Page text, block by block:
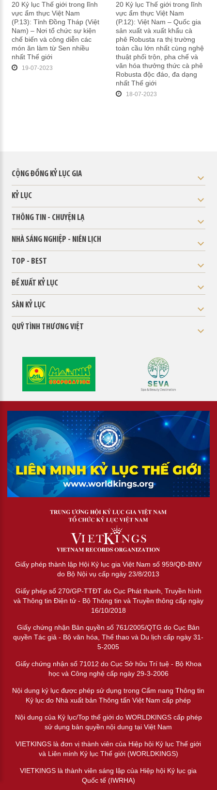
20 Kỷ lục Thế giới trong lĩnh
vực ẩm thực Việt Nam
(P.13): Tỉnh Đồng Tháp (Việt
Nam) – Nơi tổ chức sự kiện
chế biến và công diễn các
món ăn làm từ Sen nhiều
nhất Thế giới
19-07-2023
20 Kỷ lục Thế giới trong lĩnh
vực ẩm thực Việt Nam
(P.12): Việt Nam – Quốc gia
sản xuất và xuất khẩu cà
phê Robusta ra thị trường
toàn cầu lớn nhất cùng nghệ
thuật phối trộn, pha chế và
văn hóa thưởng thức cà phê
Robusta độc đáo, đa dạng
nhất Thế giới
18-07-2023
CỘNG ĐỒNG KỶ LỤC GIA
KỶ LỤC
THÔNG TIN - CHUYỆN LẠ
NHÀ SÁNG NGHIỆP - NIÊN LỊCH
TOP - BEST
ĐỀ XUẤT KỶ LỤC
SÀN KỶ LỤC
QUỸ TÌNH THƯƠNG VIỆT
Giấy phép thành lập Hội Kỷ lục gia Việt Nam số 959/QĐ-BNV
do Bộ Nội vụ cấp ngày 23/8/2013
Giấy phép số 270/GP-TTĐT do Cục Phát thanh, Truyền hình
và Thông tin Điện tử - Bộ Thông tin và Truyền thông cấp ngày
16/10/2018
Giấy chứng nhận Bản quyền số 761/2005/QTG do Cục Bản
quyền Tác giả - Bộ văn hóa, Thể thao và Du lịch cấp ngày 31-
5-2005
Giấy chứng nhận số 71012 do Cục Sở hữu Trí tuệ - Bộ Khoa
học và Công nghệ cấp ngày 29-3-2006
Nội dung kỷ lục được phép sử dụng trong Cẩm nang Thông tin
Kỷ lục do Nhà xuất bản Thông tấn Việt Nam cấp phép
Nội dung của Kỷ lục/Top thế giới do WORLDKINGS cấp phép
sử dụng bản quyền nội dung tại Việt Nam
VIETKINGS là đơn vị thành viên của Hiệp hội Kỷ lục Thế giới
và Liên minh Kỷ lục Thế giới (WORLDKINGS)
VIETKINGS là thành viên sáng lập của Hiệp hội Kỷ lục gia
Quốc tế (IWRHA)